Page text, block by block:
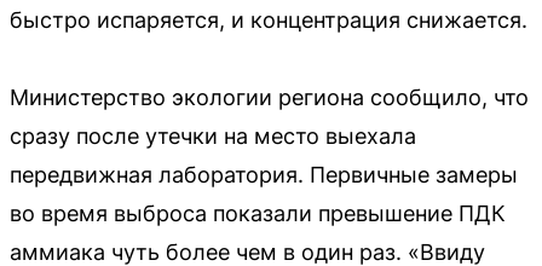
быстро испаряется, и концентрация снижается.
Министерство экологии региона сообщило, что
сразу после утечки на место выехала
передвижная лаборатория. Первичные замеры
во время выброса показали превышение ПДК
аммиака чуть более чем в один раз. «Ввиду